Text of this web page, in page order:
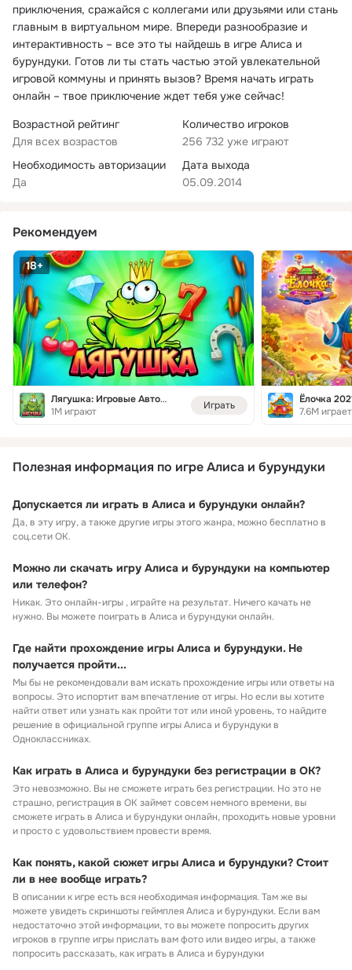
приключения, сражайся с коллегами или друзьями или стань
главным в виртуальном мире. Впереди разнообразие и
интерактивность – все это ты найдешь в игре Алиса и
бурундуки. Готов ли ты стать частью этой увлекательной
игровой коммуны и принять вызов? Время начать играть
онлайн – твое приключение ждет тебя уже сейчас!
Возрастной рейтинг
Для всех возрастов
Количество игроков
256 732 уже играют
Необходимость авторизации
Да
Дата выхода
05.09.2014
Рекомендуем
18+
Лягушка: Игровые Автоматы
1M играют
Играть
Ёлочка
7.6M играет
Полезная информация по игре Алиса и бурундуки
Допускается ли играть в Алиса и бурундуки онлайн?
Да, в эту игру, а также другие игры этого жанра, можно бесплатно в
соц.сети ОК.
Можно ли скачать игру Алиса и бурундуки на компьютер
или телефон?
Никак. Это онлайн-игры , играйте на результат. Ничего качать не
нужно. Вы можете поиграть в Алиса и бурундуки онлайн.
Где найти прохождение игры Алиса и бурундуки. Не
получается пройти...
Мы бы не рекомендовали вам искать прохождение игры или ответы на
вопросы. Это испортит вам впечатление от игры. Но если вы хотите
найти ответ или узнать как пройти тот или иной уровень, то найдите
решение в официальной группе игры Алиса и бурундуки в
Одноклассниках.
Как играть в Алиса и бурундуки без регистрации в ОК?
Это невозможно. Вы не сможете играть без регистрации. Но это не
страшно, регистрация в ОК займет совсем немного времени, вы
сможете играть в Алиса и бурундуки онлайн, проходить новые уровни
и просто с удовольствием провести время.
Как понять, какой сюжет игры Алиса и бурундуки? Стоит
ли в нее вообще играть?
В описании к игре есть вся необходимая информация. Там же вы
можете увидеть скриншоты геймплея Алиса и бурундуки. Если вам
недостаточно этой информации, то вы можете попросить других
игроков в группе игры прислать вам фото или видео игры, а также
попросить рассказать, как играть в Алиса и бурундуки